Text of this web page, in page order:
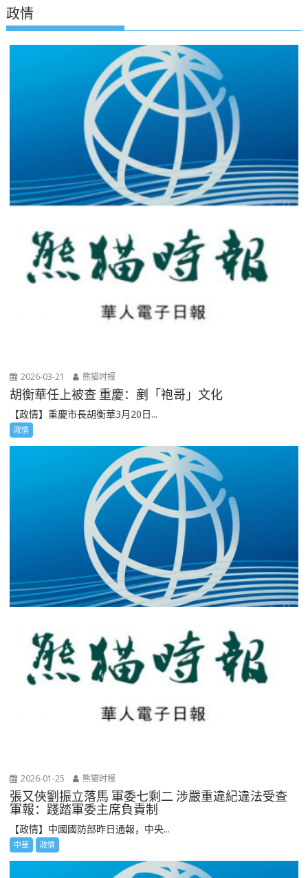
政情
2026-03-21 熊猫时报
胡衡華任上被查 重慶：剷「袍哥」文化
【政情】重慶市長胡衡華3月20日...
政情
2026-01-25 熊猫时报
張又俠劉振立落馬 軍委七剩二 涉嚴重違紀違法受查
軍報：踐踏軍委主席負責制
【政情】中國國防部昨日通報，中央...
中華 政情